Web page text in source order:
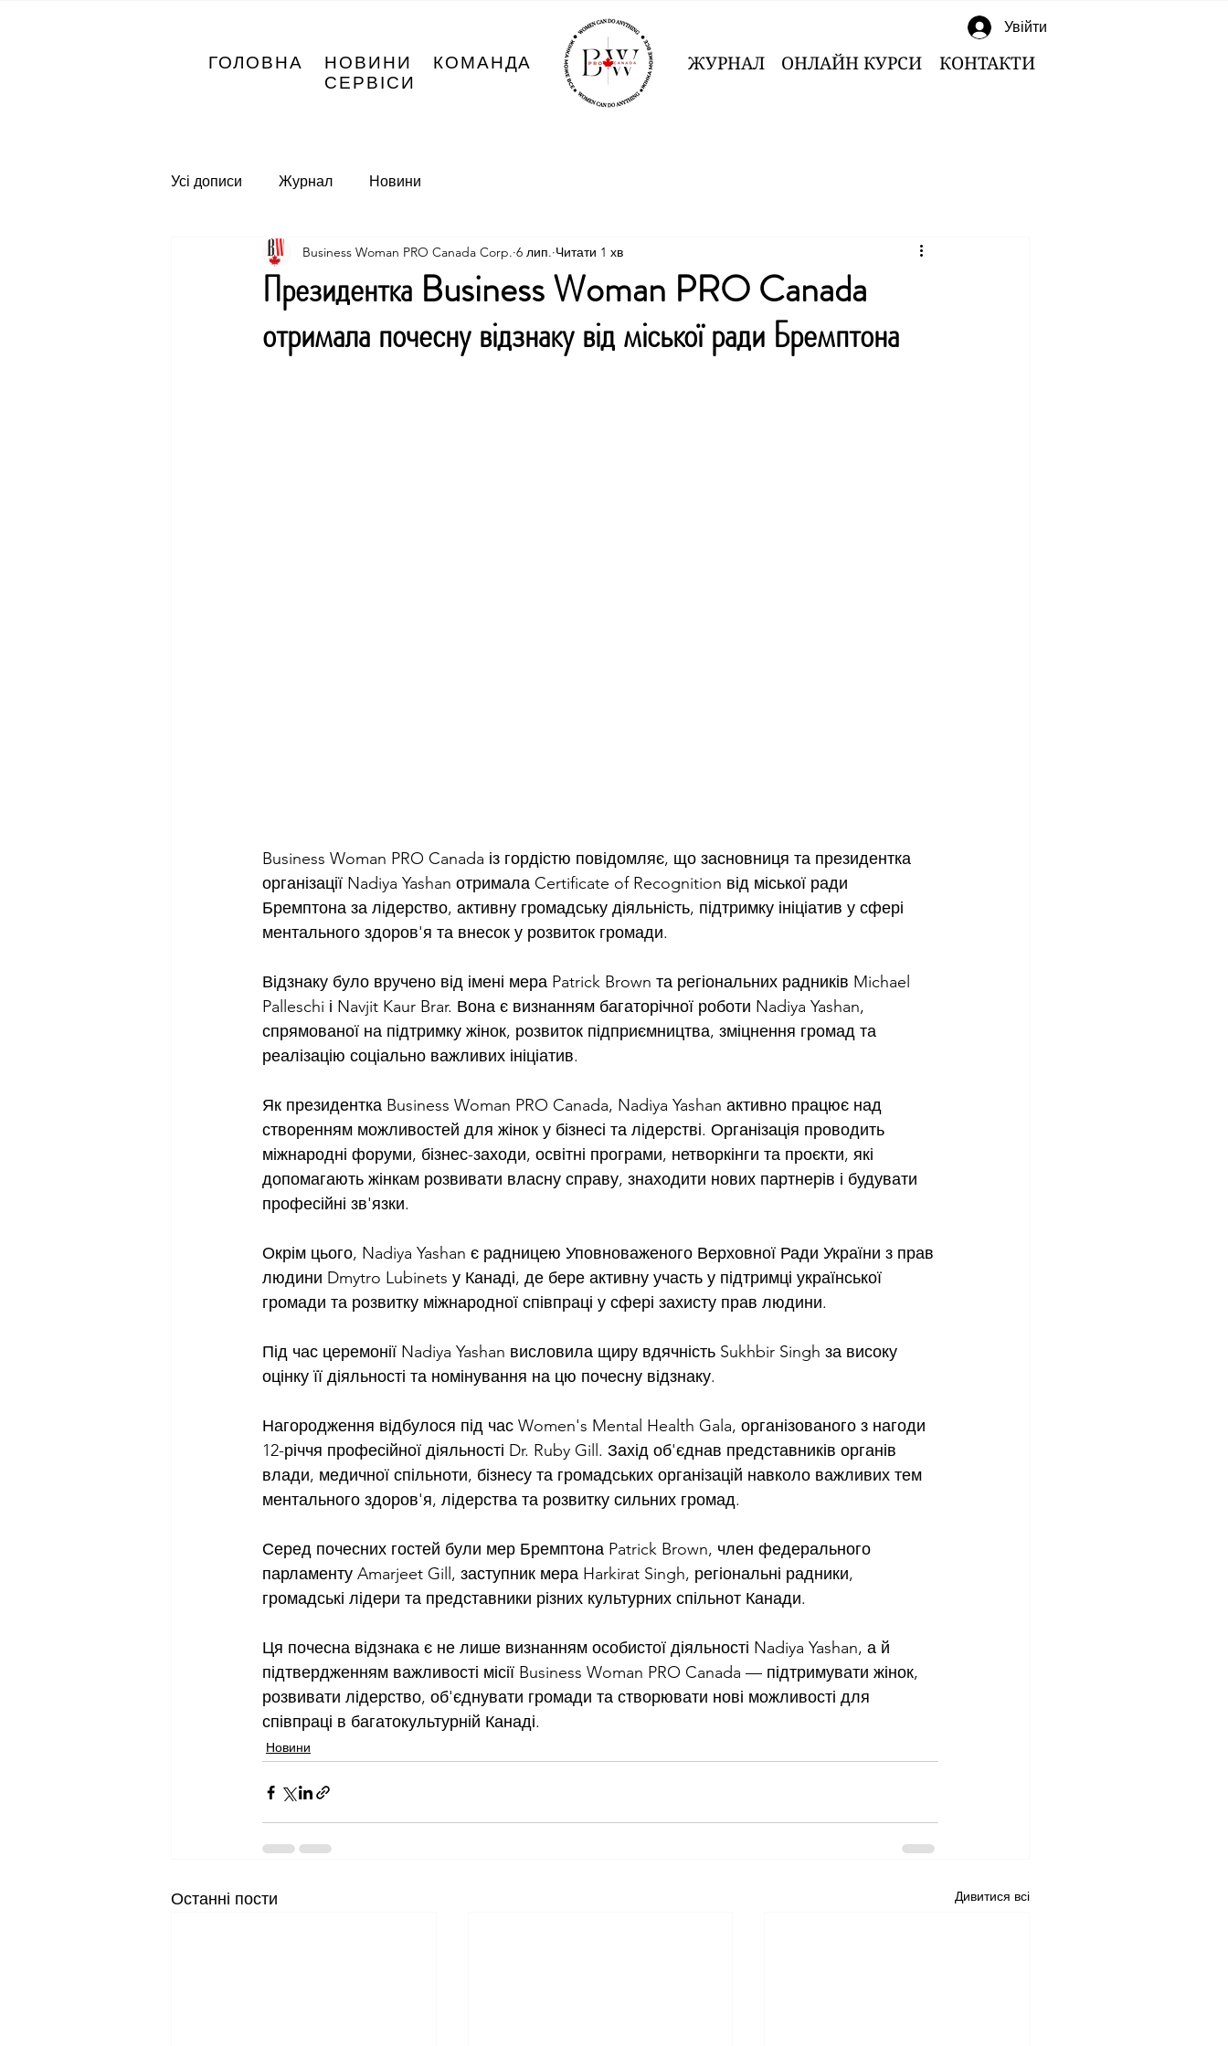
ГОЛОВНА НОВИНИ
КОМАНДА
СЕРВІСИ
Увійти
ЖУРНАЛ ОНЛАЙН КУРСИ КОНТАКТИ
Усі дописи Журнал Новини
Президентка Business Woman PRO Canada
отримала почесну відзнаку від міської ради Бремптона
Business Woman PRO Canada Corp. 6 лип. Читати 1 хв
Business Woman PRO Canada із гордістю повідомляє, що засновниця та президентка
організації Nadiya Yashan отримала Certificate of Recognition від міської ради
Бремптона за лідерство, активну громадську діяльність, підтримку ініціатив у сфері
ментального здоров'я та внесок у розвиток громади.
Відзнаку було вручено від імені мера Patrick Brown та регіональних радників Michael
Palleschi і Navjit Kaur Brar. Вона є визнанням багаторічної роботи Nadiya Yashan,
спрямованої на підтримку жінок, розвиток підприємництва, зміцнення громад та
реалізацію соціально важливих ініціатив.
Як президентка Business Woman PRO Canada, Nadiya Yashan активно працює над
створенням можливостей для жінок у бізнесі та лідерстві. Організація проводить
міжнародні форуми, бізнес-заходи, освітні програми, нетворкінги та проєкти, які
допомагають жінкам розвивати власну справу, знаходити нових партнерів і будувати
професійні зв'язки.
Окрім цього, Nadiya Yashan є радницею Уповноваженого Верховної Ради України з прав
людини Dmytro Lubinets у Канаді, де бере активну участь у підтримці української
громади та розвитку міжнародної співпраці у сфері захисту прав людини.
Під час церемонії Nadiya Yashan висловила щиру вдячність Sukhbir Singh за високу
оцінку її діяльності та номінування на цю почесну відзнаку.
Нагородження відбулося під час Women's Mental Health Gala, організованого з нагоди
12-річчя професійної діяльності Dr. Ruby Gill. Захід об'єднав представників органів
влади, медичної спільноти, бізнесу та громадських організацій навколо важливих тем
ментального здоров'я, лідерства та розвитку сильних громад.
Серед почесних гостей були мер Бремптона Patrick Brown, член федерального
парламенту Amarjeet Gill, заступник мера Harkirat Singh, регіональні радники,
громадські лідери та представники різних культурних спільнот Канади.
Ця почесна відзнака є не лише визнанням особистої діяльності Nadiya Yashan, а й
підтвердженням важливості місії Business Woman PRO Canada — підтримувати жінок,
розвивати лідерство, об'єднувати громади та створювати нові можливості для
співпраці в багатокультурній Канаді.
Новини
Останні пости Дивитися всі